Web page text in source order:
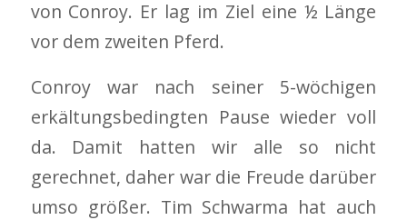
von Conroy. Er lag im Ziel eine ½ Länge
vor dem zweiten Pferd.
Conroy war nach seiner 5-wöchigen
erkältungsbedingten Pause wieder voll
da. Damit hatten wir alle so nicht
gerechnet, daher war die Freude darüber
umso größer. Tim Schwarma hat auch